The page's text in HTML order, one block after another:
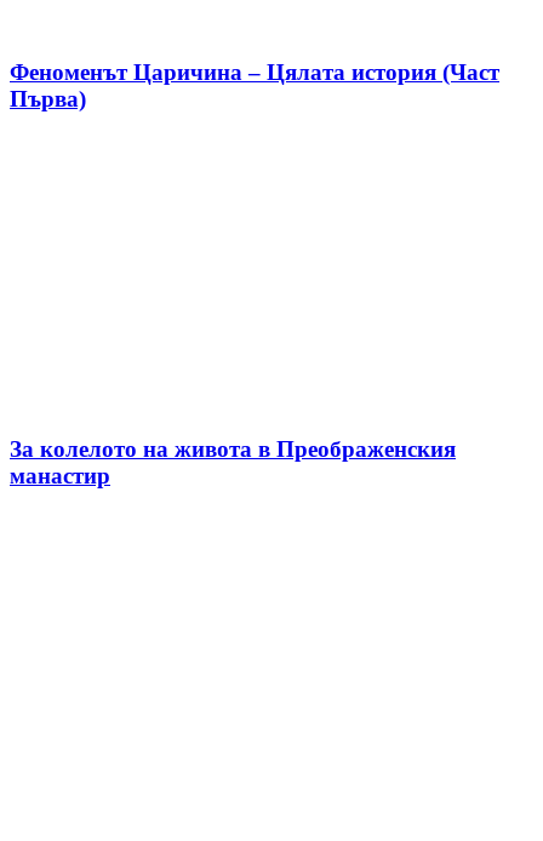
Феноменът Царичина – Цялата история (Част
Първа)
За колелото на живота в Преображенския
манастир